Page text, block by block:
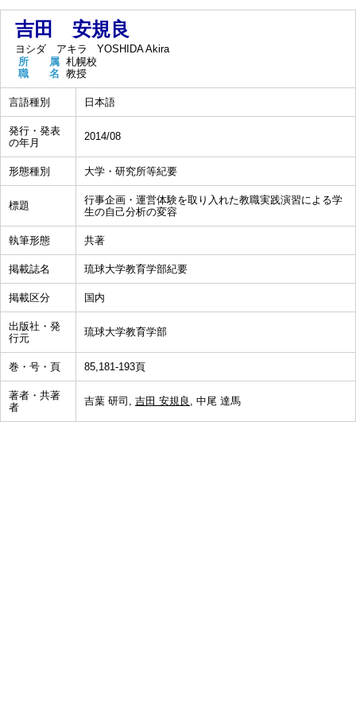
吉田 安規良
ヨシダ アキラ
YOSHIDA Akira
所 属 札幌校
職 名 教授
言語種別 日本語
発行・発表
の年月
2014/08
形態種別 大学・研究所等紀要
標題
行事企画・運営体験を取り入れた教職実践演習による学
生の自己分析の変容
執筆形態 共著
掲載誌名 琉球大学教育学部紀要
掲載区分 国内
出版社・発
行元
琉球大学教育学部
巻・号・頁 85,181-193頁
著者・共著
者
吉葉 研司, 吉田 安規良 , 中尾 達馬